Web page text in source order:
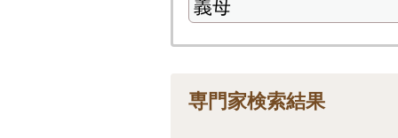
専門家検索結果